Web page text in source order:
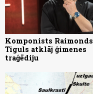
Komponists Raimonds
Tiguls atklāj ģimenes
traģēdiju